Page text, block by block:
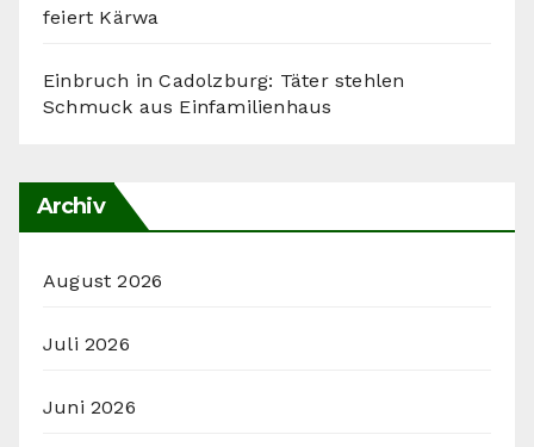
feiert Kärwa
Einbruch in Cadolzburg: Täter stehlen
Schmuck aus Einfamilienhaus
Archiv
August 2026
Juli 2026
Juni 2026